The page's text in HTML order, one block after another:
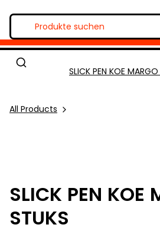
All Products
SLICK PEN KOE
SLICK PEN KOE
STUKS